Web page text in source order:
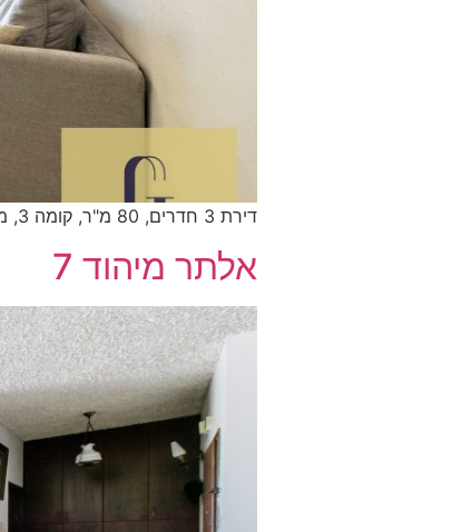
דירת 3 חדרים, 80 מ"ר, קומה 3, משודרגת, עם מרפסת שמש וחניה תת- קרקעית מחיר: 2,150,000ש"ח
אלתר מיהוד 7